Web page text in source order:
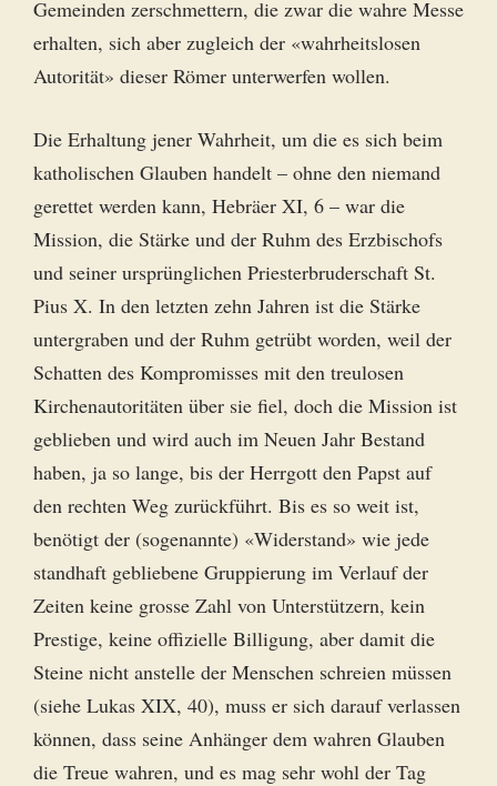
Gemeinden zerschmettern, die zwar die wahre Messe
erhalten, sich aber zugleich der «wahrheitslosen
Autorität» dieser Römer unterwerfen wollen.
Die Erhaltung jener Wahrheit, um die es sich beim
katholischen Glauben handelt – ohne den niemand
gerettet werden kann, Hebräer XI, 6 – war die
Mission, die Stärke und der Ruhm des Erzbischofs
und seiner ursprünglichen Priesterbruderschaft St.
Pius X. In den letzten zehn Jahren ist die Stärke
untergraben und der Ruhm getrübt worden, weil der
Schatten des Kompromisses mit den treulosen
Kirchenautoritäten über sie fiel, doch die Mission ist
geblieben und wird auch im Neuen Jahr Bestand
haben, ja so lange, bis der Herrgott den Papst auf
den rechten Weg zurückführt. Bis es so weit ist,
benötigt der (sogenannte) «Widerstand» wie jede
standhaft gebliebene Gruppierung im Verlauf der
Zeiten keine grosse Zahl von Unterstützern, kein
Prestige, keine offizielle Billigung, aber damit die
Steine nicht anstelle der Menschen schreien müssen
(siehe Lukas XIX, 40), muss er sich darauf verlassen
können, dass seine Anhänger dem wahren Glauben
die Treue wahren, und es mag sehr wohl der Tag